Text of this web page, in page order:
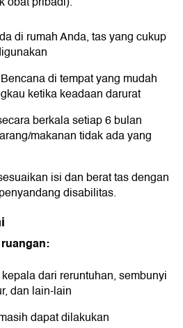
di rumah Anda, tas yang cukup
di tempat yang mudah
ketika keadaan darurat
berkala setiap 6 bulan
makanan tidak ada yang
isi dan berat tas dengan
disabilitas.
dari reruntuhan, sembunyi
dan lain-lain
dapat dilakukan